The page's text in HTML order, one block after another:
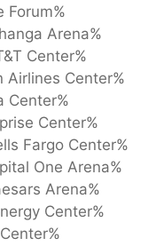
Forum%
Arena%
Center%
Airlines Center%
Center%
Center%
Fargo Center%
One Arena%
Arena%
Center%